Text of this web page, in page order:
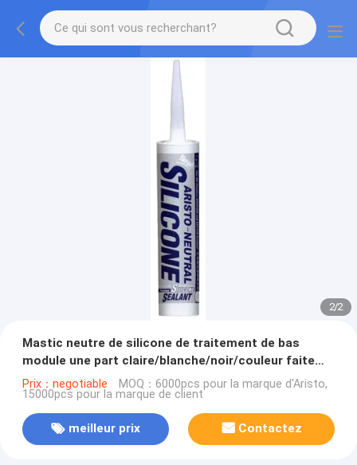
2/2
Mastic neutre de silicone de traitement de bas
module une part claire/blanche/noir/couleur faite
sur commande grise
Prix：negotiable MOQ：6000pcs pour la marque d'Aristo,
15000pcs pour la marque de client
meilleur prix Contactez